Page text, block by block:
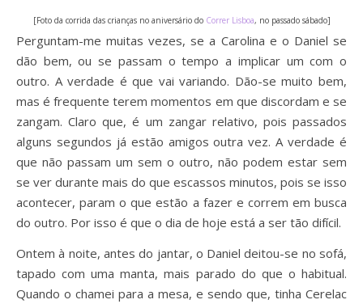
[Foto da corrida das crianças no aniversário do Correr Lisboa, no passado sábado]
Perguntam-me muitas vezes, se a Carolina e o Daniel se
dão bem, ou se passam o tempo a implicar um com o
outro. A verdade é que vai variando. Dão-se muito bem,
mas é frequente terem momentos em que discordam e se
zangam. Claro que, é um zangar relativo, pois passados
alguns segundos já estão amigos outra vez. A verdade é
que não passam um sem o outro, não podem estar sem
se ver durante mais do que escassos minutos, pois se isso
acontecer, param o que estão a fazer e correm em busca
do outro. Por isso é que o dia de hoje está a ser tão difícil.
Ontem à noite, antes do jantar, o Daniel deitou-se no sofá,
tapado com uma manta, mais parado do que o habitual.
Quando o chamei para a mesa, e sendo que, tinha Cerelac